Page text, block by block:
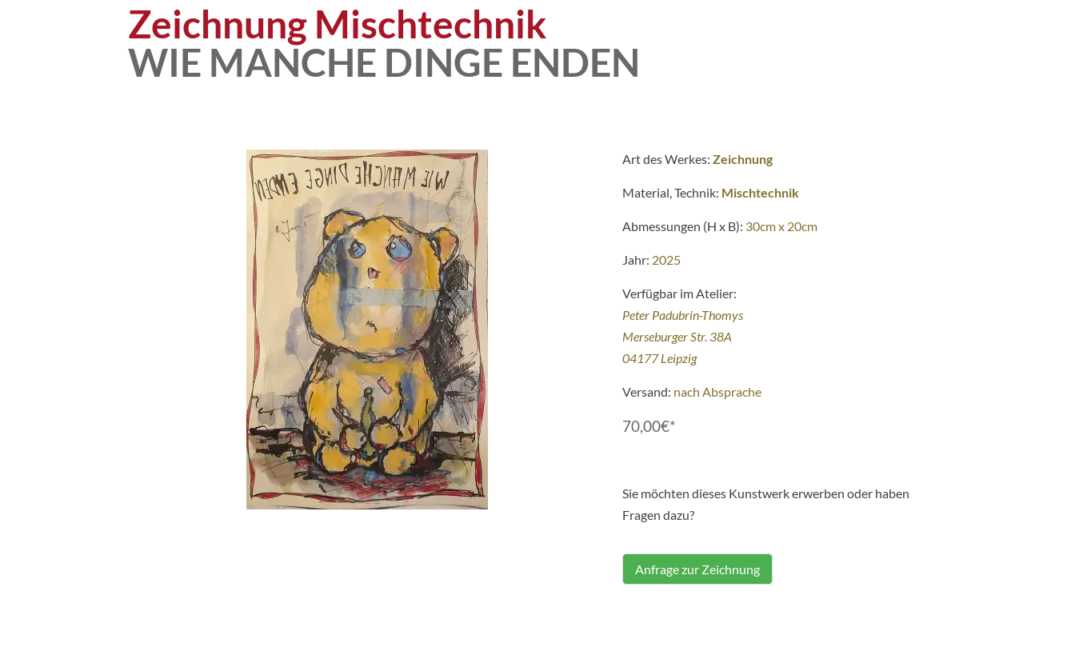
Zeichnung Mischtechnik
WIE MANCHE DINGE ENDEN
Art des Werkes: Zeichnung
Material, Technik: Mischtechnik
Abmessungen (H x B): 30cm x 20cm
Jahr: 2025
Verfügbar im Atelier:
Peter Padubrin-Thomys
Merseburger Str. 38A
04177 Leipzig
Versand: nach Absprache
70,00€*
Sie möchten dieses Kunstwerk erwerben oder haben
Fragen dazu?
Anfrage zur Zeichnung